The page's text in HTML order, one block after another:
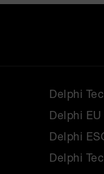
Delphi
Delphi
Delphi
Delphi